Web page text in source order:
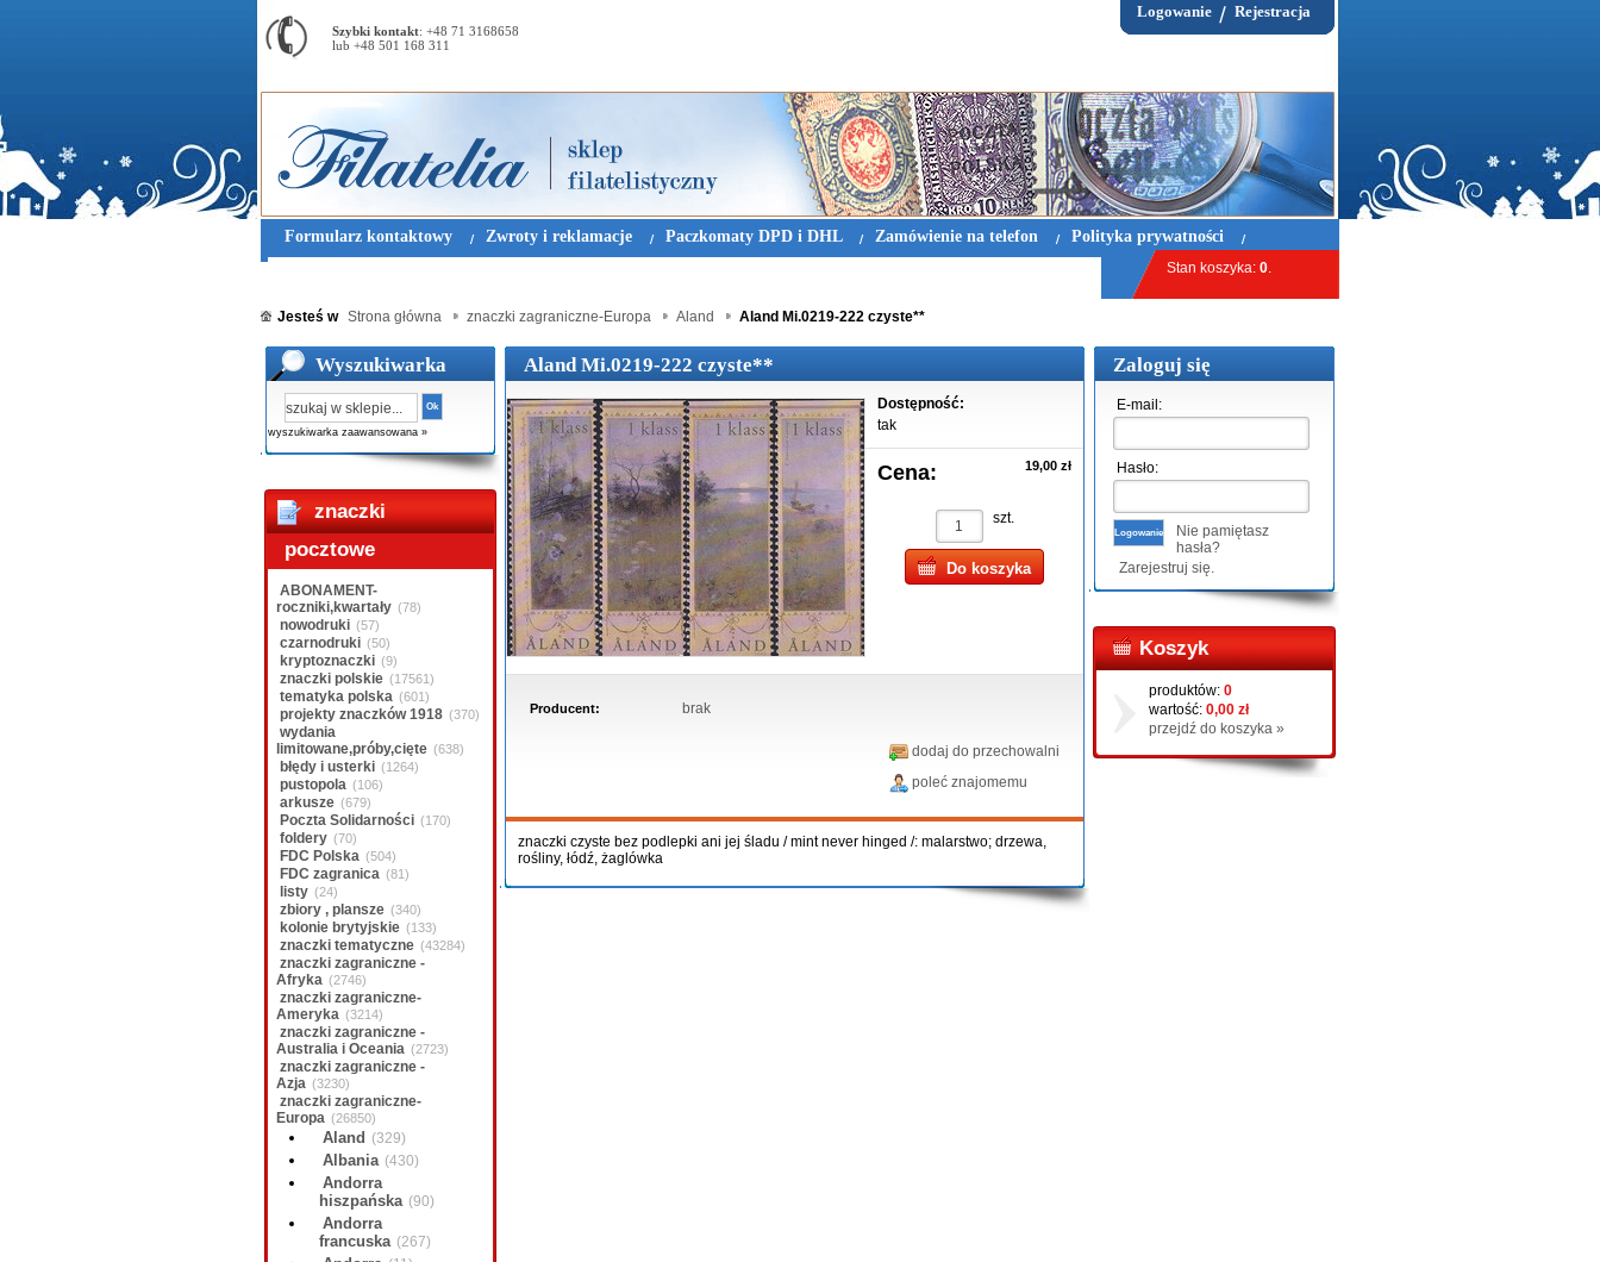
Szybki kontakt: +48 71 3168658
lub +48 501 168 311
Rejestracja
Logowanie
Formularz kontaktowy Zwroty i reklamacje Paczkomaty DPD i DHL Zamówienie na telefon Polityka prywatności
Stan koszyka: 0.
Jesteś w Strona główna znaczki zagraniczne-Europa Aland Aland Mi.0219-222 czyste**
Wyszukiwarka
Ok
wyszukiwarka zaawansowana »
znaczki
pocztowe
ABONAMENT-
roczniki,kwartały (78)
nowodruki (57)
czarnodruki (50)
kryptoznaczki (9)
znaczki polskie (17561)
tematyka polska (601)
projekty znaczków 1918 (370)
wydania
limitowane,próby,cięte (638)
błędy i usterki (1264)
pustopola (106)
arkusze (679)
Poczta Solidarności (170)
foldery (70)
FDC Polska (504)
FDC zagranica (81)
listy (24)
zbiory , plansze (340)
kolonie brytyjskie (133)
znaczki tematyczne (43284)
znaczki zagraniczne -
Afryka (2746)
znaczki zagraniczne-
Ameryka (3214)
znaczki zagraniczne -
Australia i Oceania (2723)
znaczki zagraniczne -
Azja (3230)
znaczki zagraniczne-
Europa (26850)
Aland (329)
Albania (430)
Andorra
hiszpańska (90)
Andorra
francuska (267)
Aland Mi.0219-222 czyste**
Dostępność:
tak
Cena: 19,00 zł
szt.
Do koszyka
Producent: brak
dodaj do przechowalni
poleć znajomemu
znaczki czyste bez podlepki ani jej śladu / mint never hinged /: malarstwo; drzewa,
rośliny, łódź, żaglówka
Zaloguj się
E-mail:
Hasło:
Logowanie
Nie pamiętasz
hasła?
Zarejestruj się.
Koszyk
produktów: 0
wartość: 0,00 zł
przejdź do koszyka »